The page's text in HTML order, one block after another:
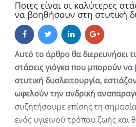
Ποιες είναι οι καλύτερες
να βοηθήσουν στη στυτική
Αυτό το άρθρο θα διερευνήσει
στάσεις γιόγκα που μπορούν
στυτική δυσλειτουργία,
ωφελούν την ανδρική
συζητήσουμε επίσης τη
ενός υγιεινού τρόπου ζωής και